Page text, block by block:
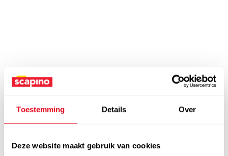
Toestemming Details Over
Deze website maakt gebruik van cookies